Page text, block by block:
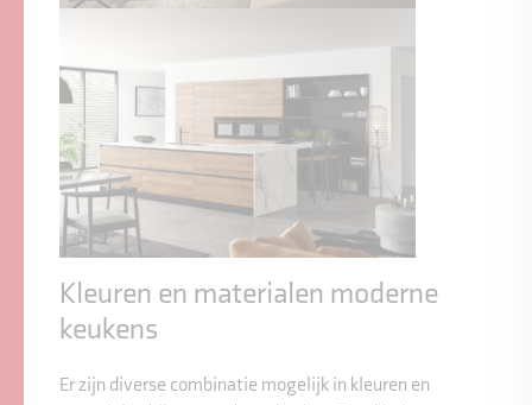
Kleuren en materialen moderne
keukens
Er zijn diverse combinatie mogelijk in kleuren en